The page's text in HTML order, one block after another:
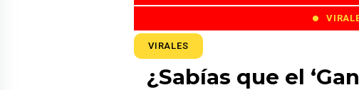
VIRALES
¿Sabías que el